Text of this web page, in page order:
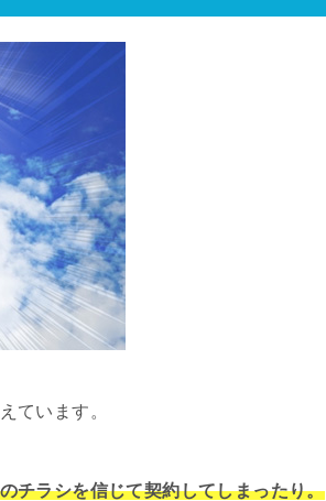
ています。
チラシを信じて契約してしまったり。